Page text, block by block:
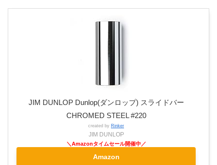
JIM DUNLOP Dunlop(ダンロップ) スライドバー
CHROMED STEEL #220
created by Rinker
JIM DUNLOP
Amazon